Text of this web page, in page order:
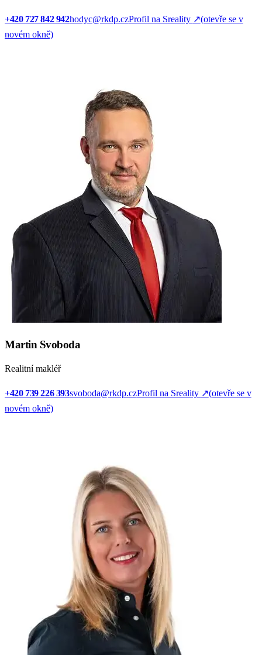
+420 727 842 942hodyc@rkdp.czProfil na Sreality ↗(otevře se v
novém okně)
Martin Svoboda
Realitní makléř
+420 739 226 393svoboda@rkdp.czProfil na Sreality ↗(otevře se v
novém okně)